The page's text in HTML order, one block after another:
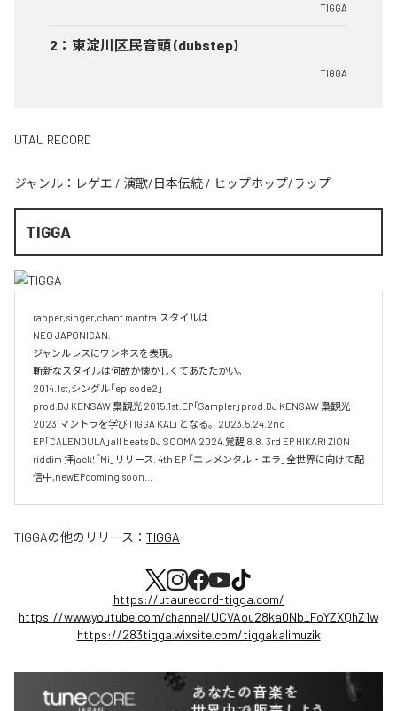
TIGGA
2 ： 東淀川区民音頭 (dubstep)
TIGGA
UTAU RECORD
ジャンル： レゲエ / 演歌/日本伝統 / ヒップホップ/ラップ
TIGGA
rapper,singer,chant mantra.スタイルは
NEO JAPONICAN.
ジャンルレスにワンネスを表現。
斬新なスタイルは何故か懐かしくてあたたかい。
2014.1st,シングル「episode2」
prod.DJ KENSAW 梟観光 2015.1st.EP「Sampler」prod.DJ KENSAW 梟観光
2023.マントラを学びTIGGA KALi となる。2023.5.24.2nd
EP「CALENDULA」all beats DJ SOOMA 2024.覚醒 8.8. 3rd EP HIKARI ZION
riddim 拝jack!「Mi」リリース. 4th EP 「エレメンタル・エラ」全世界に向けて配
TIGGAの他のリリース： TIGGA
https://utaurecord-tigga.com/
https://www.youtube.com/channel/UCVAou28ka0Nb_FoYZXQhZ1w
https://283tigga.wixsite.com/tiggakalimuzik